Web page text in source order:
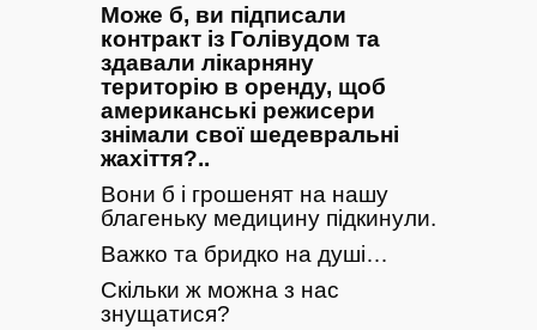
Може б, ви підписали
контракт із Голівудом та
здавали лікарняну
територію в оренду, щоб
американські режисери
знімали свої шедевральні
жахіття?..
Вони б і грошенят на нашу
благеньку медицину підкинули.
Важко та бридко на душі…
Скільки ж можна з нас
знущатися?